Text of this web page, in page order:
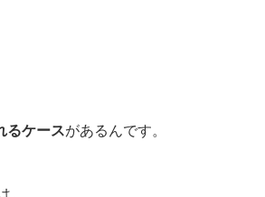
るケースがあるんです。
、